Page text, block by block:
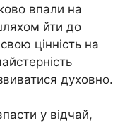
впали на
йти до
цінність на
духовно.
у відчай,